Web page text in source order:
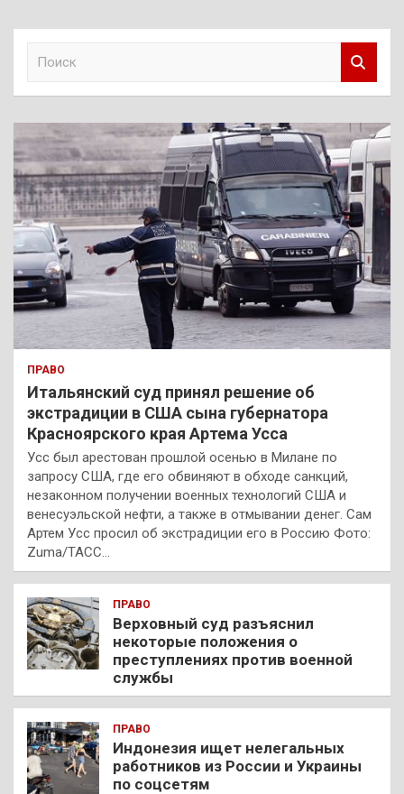
к
ПРАВО
Итальянский суд принял решение об
экстрадиции в США сына губернатора
Красноярского края Артема Усса
Усс был арестован прошлой осенью в Милане по
запросу США, где его обвиняют в обходе санкций,
незаконном получении военных технологий США и
венесуэльской нефти, а также в отмывании денег. Сам
Артем Усс просил об экстрадиции его в Россию Фото:
Zuma/ТАСС…
ПРАВО
Верховный суд разъяснил
некоторые положения о
преступлениях против военной
службы
ПРАВО
Индонезия ищет нелегальных
работников из России и Украины
по соцсетям